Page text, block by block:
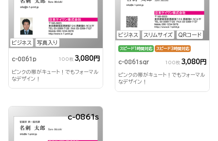
ビジネス 写真入り
c-0861p 100枚 3,080円
ピンクの帯がキュート！でもフォーマル
なデザイン！
ビジネス スリムサイズ QRコード
スピード1時間対応 スピード3時間対応
c-0861sqr 100枚 3,080円
ピンクの帯がキュート！でもフォーマル
なデザイン！
c-0861s